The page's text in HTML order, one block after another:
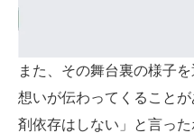
また、その舞台裏の様子
想いが伝わってくること
剤依存はしない」と言っ